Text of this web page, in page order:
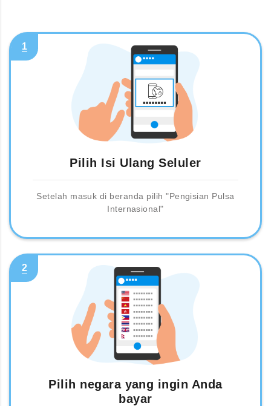
1
Pilih Isi Ulang Seluler
Setelah masuk di beranda pilih "Pengisian Pulsa
Internasional"
2
Pilih negara yang ingin Anda
bayar